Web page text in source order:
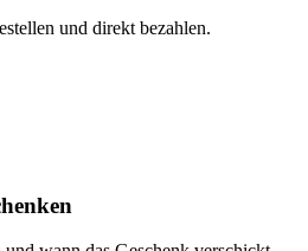
und direkt bezahlen.